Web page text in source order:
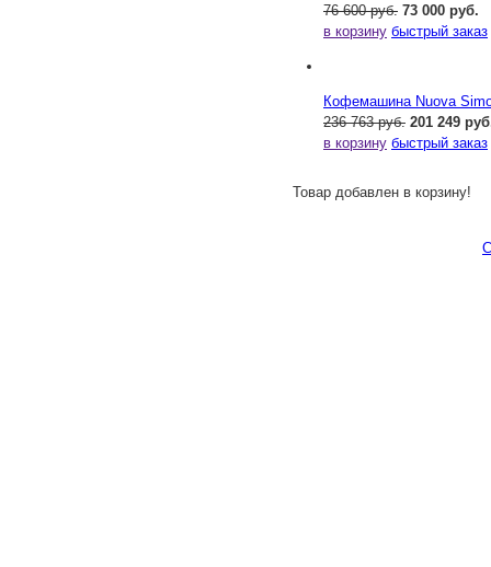
76 600 руб. 73 000 руб.
в корзину быстрый заказ
Кофемашина Nuova
236 763 руб. 201 249
в корзину быстрый заказ
Товар добавлен в корзину!